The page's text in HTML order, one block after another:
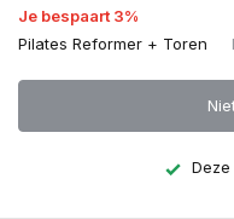
Je bespaart 3%
Pilates Reformer + Toren